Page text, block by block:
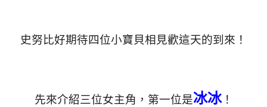
史努比好期待四位小寶貝相見歡這天的到來！
先來介紹三位女主角，第一位是冰冰！